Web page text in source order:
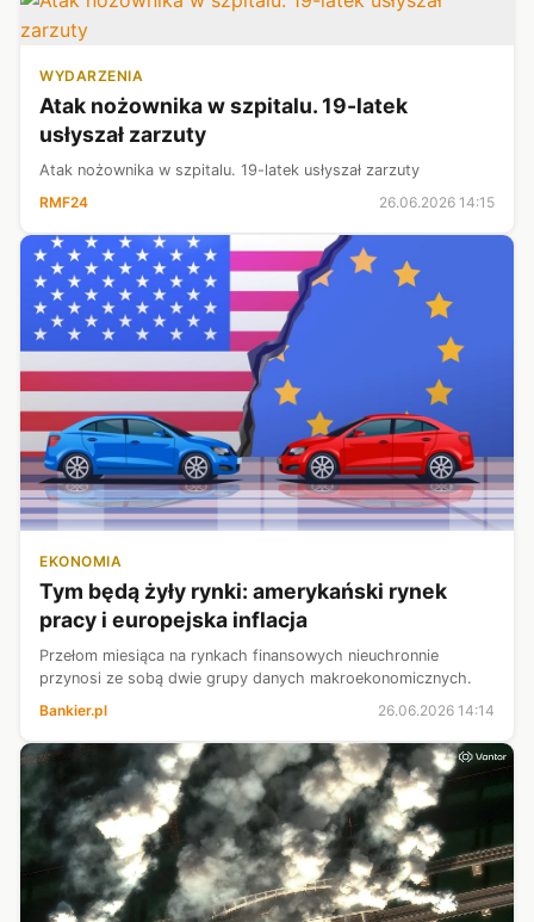
WYDARZENIA
Atak nożownika w szpitalu. 19-latek
usłyszał zarzuty
Atak nożownika w szpitalu. 19-latek usłyszał zarzuty
RMF24
26.06.2026 14:15
EKONOMIA
Tym będą żyły rynki: amerykański rynek
pracy i europejska inflacja
Przełom miesiąca na rynkach finansowych nieuchronnie
przynosi ze sobą dwie grupy danych makroekonomicznych.
Bankier.pl
26.06.2026 14:14